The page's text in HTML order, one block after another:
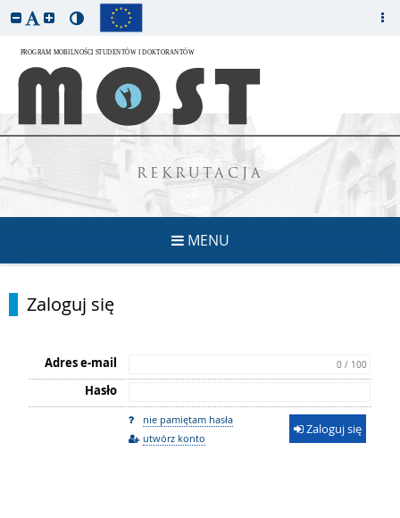
REKRUTACJA
MENU
Zaloguj się
Adres e-mail 0 / 100
Hasło
nie pamiętam hasła
utwórz konto
Zaloguj się